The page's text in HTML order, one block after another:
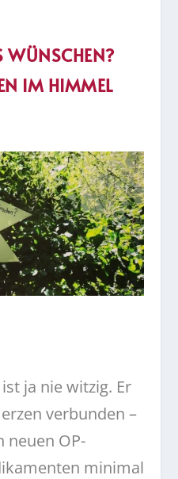
WÜNSCHEN?
IM HIMMEL
ja nie witzig. Er
verbunden –
neuen OP-
minimal